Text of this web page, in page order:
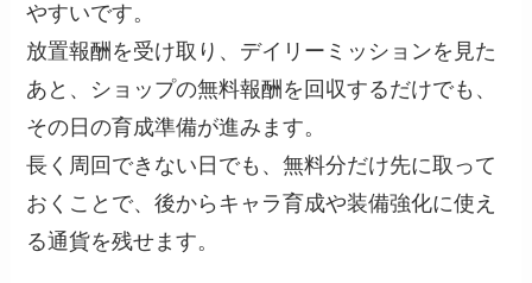
やすいです。
放置報酬を受け取り、デイリーミッションを見た
あと、ショップの無料報酬を回収するだけでも、
その日の育成準備が進みます。
長く周回できない日でも、無料分だけ先に取って
おくことで、後からキャラ育成や装備強化に使え
る通貨を残せます。